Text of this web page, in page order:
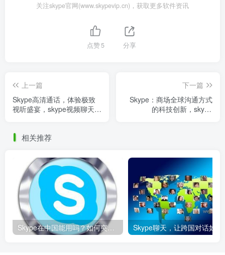
关注skype官网(www.skypevip.cn)，获取更多软件资讯
点赞5 分享
上一篇
Skype高清通话，体验极致
视听盛宴，skype视频聊天收
下一篇
Skype：商场全球沟通方式
的科技创新，skype
相关推荐
Skype在中国能用吗？如何突破限制畅享全球通话